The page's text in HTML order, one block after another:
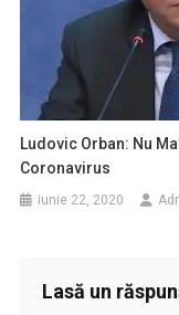
Ludovic Orban: Nu
Coronavirus
iunie 22, 2020
Lasă un